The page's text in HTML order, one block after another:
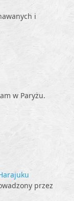
i
w Paryżu.
przez